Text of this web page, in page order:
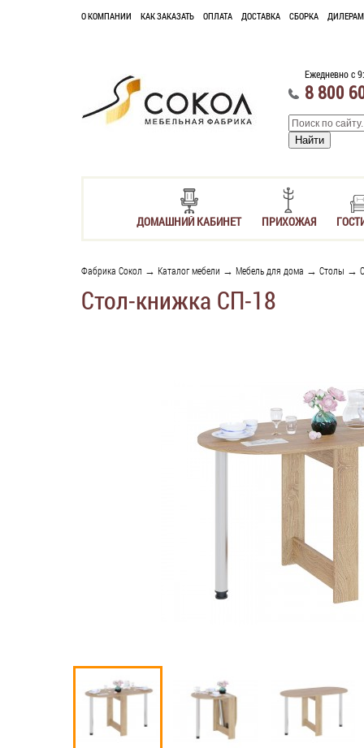
О КОМПАНИИ КАК ЗАКАЗАТЬ ОПЛАТА ДОСТАВКА СБОРКА ДИЛЕРАМ
Ежедневно с
8 800
ДОМАШНИЙ КАБИНЕТ ПРИХОЖАЯ
Фабрика Сокол → Каталог мебели → Мебель для дома → Столы →
Стол-книжка СП-18